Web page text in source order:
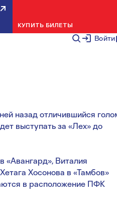
Войти
КУПИТЬ БИЛЕТЫ
ОСТАНЕТСЯ В
СЕЗОНА
назад отличившийся
выступать за «Лех» до
«Авангард», Виталия
Хосонова в «Тамбов»
в расположение ПФК